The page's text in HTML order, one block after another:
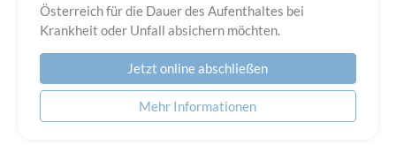
Österreich für die Dauer des Aufenthaltes bei
Krankheit oder Unfall absichern möchten.
Jetzt online abschließen
Mehr Informationen